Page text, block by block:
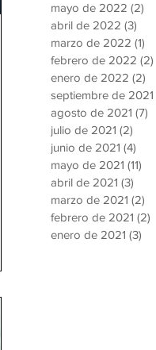
mayo de 2022 (2)
abril de 2022 (3)
marzo de 2022 (1)
febrero de 2022 (2)
enero de 2022 (2)
septiembre de 2021
agosto de 2021 (7)
julio de 2021 (2)
junio de 2021 (4)
mayo de 2021 (11)
abril de 2021 (3)
marzo de 2021 (2)
febrero de 2021 (2)
enero de 2021 (3)